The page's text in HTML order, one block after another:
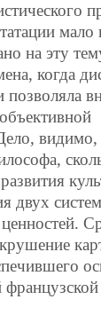
на эту
когда
позволяла
видимо,
двух систем